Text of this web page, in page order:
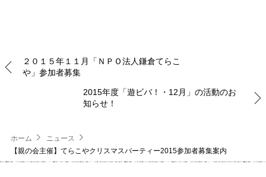
２０１５年１１月「ＮＰＯ法人鎌倉てらこ
や」参加者募集
2015年度「遊ビバ！・12月」の活動のお
知らせ！
ホーム
ニュース
【親の会主催】てらこやクリスマスパーティー2015参加者募集案内